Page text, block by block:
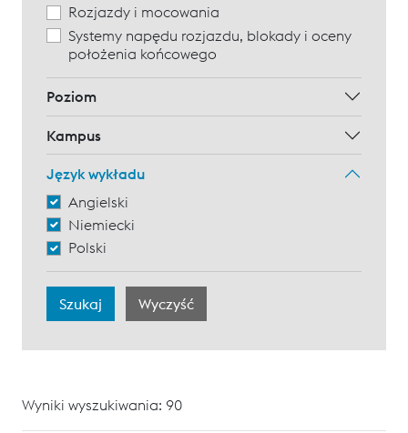
Rozjazdy i mocowania
Systemy napędu rozjazdu, blokady i oceny
położenia końcowego
Poziom
Kampus
Język wykładu
Angielski
Niemiecki
Polski
Wyniki wyszukiwania: 90